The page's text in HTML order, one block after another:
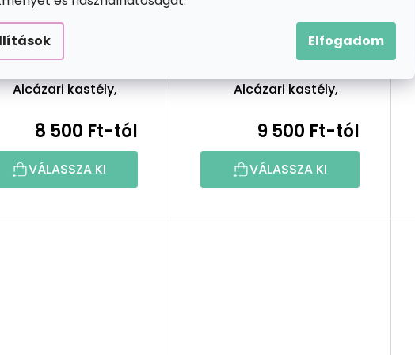
Elfogadom
Gyémántszemes
kirakó
Gyémántszemes
Alcázari kastély,
8 500 Ft-tól
VÁLASSZA KI
Gyémántszemes
Gyémántszemes
Alcázari kastély,
9 500 Ft-tól
VÁLASSZA KI